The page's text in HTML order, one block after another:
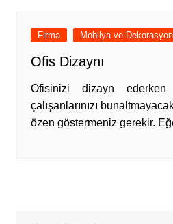
Firma Mobilya ve Dekorasyon
Ofis Dizaynı
Ofisinizi dizayn
çalışanlarınızı
özen göstermeniz gerekir.